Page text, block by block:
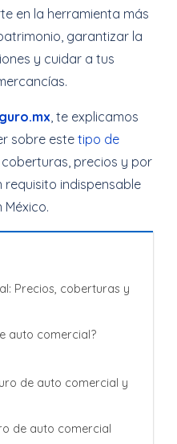
en la herramienta más
garantizar la
y cuidar a tus
, te explicamos
sobre este tipo de
coberturas, precios y por
requisito indispensable
Precios, coberturas y
auto comercial?
de auto comercial y
de auto comercial